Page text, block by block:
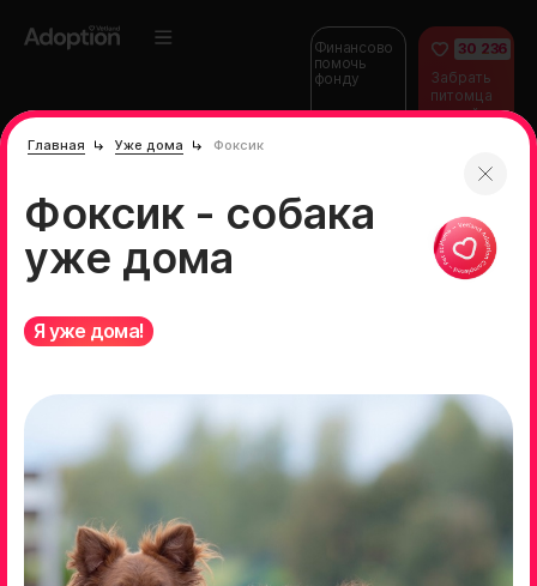
Финансово
помочь
фонду
30 236
Забрать
питомца
домой
Главная Уже дома Фоксик
Фоксик - собака
уже дома
Я уже дома!